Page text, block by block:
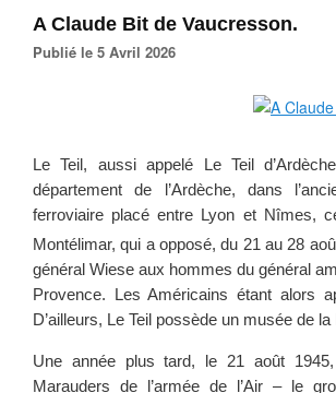
A Claude Bit de Vaucresson.
Publié le 5 Avril 2026
Le Teil, aussi appelé Le Teil
département de l’Ardèche, dans
ferroviaire placé entre Lyon et Nîmes,
Montélimar, qui a opposé, du 21 au 28
général Wiese aux hommes du général
Provence. Les Américains étant alors
D’ailleurs, Le Teil possède un musée de
Une année plus tard, le 21 août
Marauders de l’armée de l’Air – le